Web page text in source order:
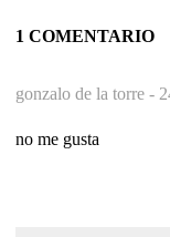
1 COMENTARIO
gonzalo de la torre -
no me gusta